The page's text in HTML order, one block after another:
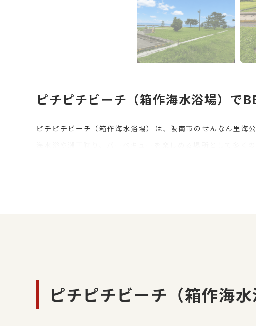
ピチピチビーチ（箱作海水浴場）で
ピチピチビーチ（箱作海水浴場）は、阪南市のせんなん里海
海辺で楽しむBBQは、家族でのお出かけや友人同士の集ま
ピチピチビーチ（箱作海